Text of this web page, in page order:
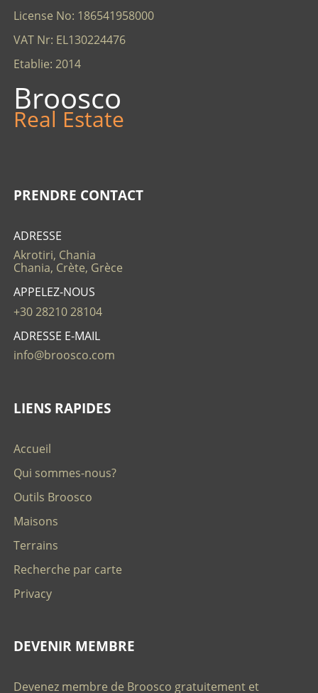
License No: 186541958000
VAT Nr: EL130224476
Etablie: 2014
Broosco
Real Estate
PRENDRE CONTACT
ADRESSE
Akrotiri, Chania
Chania, Crète, Grèce
APPELEZ-NOUS
+30 28210 28104
ADRESSE E-MAIL
info@broosco.com
LIENS RAPIDES
Accueil
Qui sommes-nous?
Outils Broosco
Maisons
Terrains
Recherche par carte
Privacy
DEVENIR MEMBRE
Devenez membre de Broosco gratuitement et